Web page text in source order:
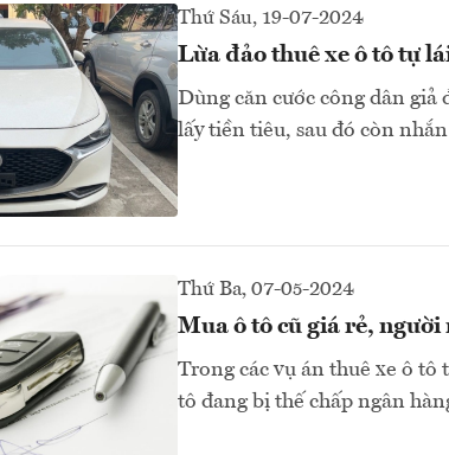
Thứ Sáu, 19-07-2024
Lừa đảo thuê xe ô tô tự
Dùng căn cước công dân giả
lấy tiền tiêu, sau đó còn
Thứ Ba, 07-05-2024
Mua ô tô cũ giá rẻ,
Trong các vụ án thuê xe ô
tô đang bị thế chấp ngân